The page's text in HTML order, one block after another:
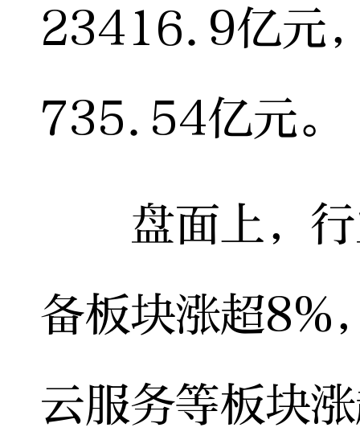
23416.9亿元
735.54亿元。
盘面上，行
备板块涨超8%
云服务等板块